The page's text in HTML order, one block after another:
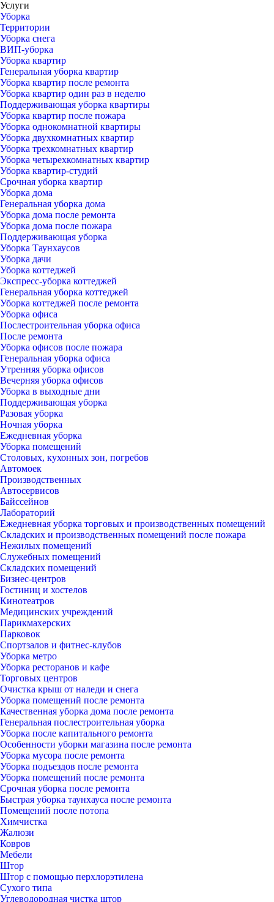
Услуги
Уборка
Территории
Уборка снега
ВИП-уборка
Уборка квартир
Генеральная уборка квартир
Уборка квартир после ремонта
Уборка квартир один раз в неделю
Поддерживающая уборка квартиры
Уборка квартир после пожара
Уборка однокомнатной квартиры
Уборка двухкомнатных квартир
Уборка трехкомнатных квартир
Уборка четырехкомнатных квартир
Уборка квартир-студий
Срочная уборка квартир
Уборка дома
Генеральная уборка дома
Уборка дома после ремонта
Уборка дома после пожара
Поддерживающая уборка
Уборка Таунхаусов
Уборка дачи
Уборка коттеджей
Экспресс-уборка коттеджей
Генеральная уборка коттеджей
Уборка коттеджей после ремонта
Уборка офиса
Послестроительная уборка офиса
После ремонта
Уборка офисов после пожара
Генеральная уборка офиса
Утренняя уборка офисов
Вечерняя уборка офисов
Уборка в выходные дни
Поддерживающая уборка
Разовая уборка
Ночная уборка
Ежедневная уборка
Уборка помещений
Столовых, кухонных зон, погребов
Автомоек
Производственных
Автосервисов
Байссейнов
Лабораторий
Ежедневная уборка торговых и производственных помещений
Складских и производственных помещений после пожара
Нежилых помещений
Служебных помещений
Складских помещений
Бизнес-центров
Гостиниц и хостелов
Кинотеатров
Медицинских учреждений
Парикмахерских
Парковок
Спортзалов и фитнес-клубов
Уборка метро
Уборка ресторанов и кафе
Торговых центров
Очистка крыш от наледи и снега
Уборка помещений после ремонта
Качественная уборка дома после ремонта
Генеральная послестроительная уборка
Уборка после капитального ремонта
Особенности уборки магазина после ремонта
Уборка мусора после ремонта
Уборка подъездов после ремонта
Уборка помещений после ремонта
Срочная уборка после ремонта
Быстрая уборка таунхауса после ремонта
Помещений после потопа
Химчистка
Жалюзи
Ковров
Мебели
Штор
Штор с помощью перхлорэтилена
Сухого типа
Углеводородная чистка штор